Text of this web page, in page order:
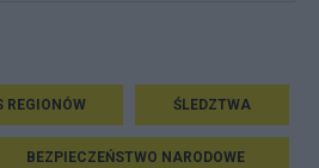
REGIONÓW ŚLEDZTWA
BEZPIECZEŃSTWO NARODOWE